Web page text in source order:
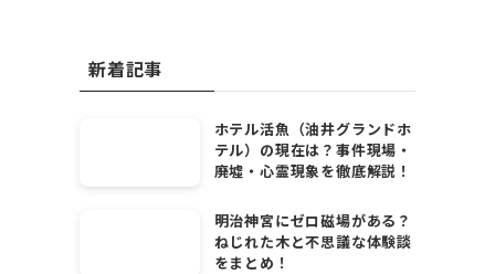
新着記事
ホテル活魚（油井グランドホ
テル）の現在は？事件現場・
廃墟・心霊現象を徹底解説！
明治神宮にゼロ磁場がある？
ねじれた木と不思議な体験談
をまとめ！